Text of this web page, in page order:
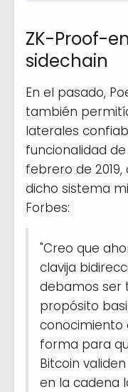
ZK-Proof-
sidechain
En el pasado,
también
laterales
funcionalidad
febrero de
dicho sistema
Forbes:
"Creo que
clavija
debamos ser
propósito
conocimiento
forma para
Bitcoin
en la cadena